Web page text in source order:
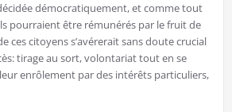
démocratiquement, et comme tout
pourraient être rémunérés par le fruit de
ces citoyens s’avérerait sans doute crucial
tirage au sort, volontariat tout en se
enrôlement par des intérêts particuliers,